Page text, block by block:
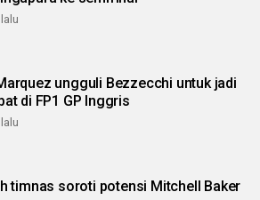
ungguli Bezzecchi untuk jadi
di FP1 GP Inggris
timnas soroti potensi Mitchell Baker